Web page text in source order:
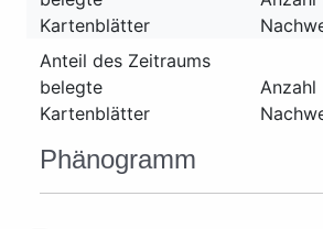
Kartenblätter
Anteil des Zeitraums
belegte
Kartenblätter
Anzahl
Phänogramm